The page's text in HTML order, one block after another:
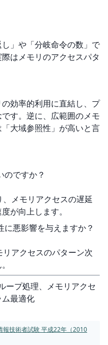
」や「分岐命令の数」で
はメモリのアクセスパタ
効率的利用に直結し、プ
す。逆に、広範囲のメモ
大域参照性」が高いと言
のですか？
メモリアクセスの遅延
が向上します。
悪影響を与えますか？
アクセスのパターン次
ープ処理、メモリアクセ
最適化
報技術者試験 平成22年（2010